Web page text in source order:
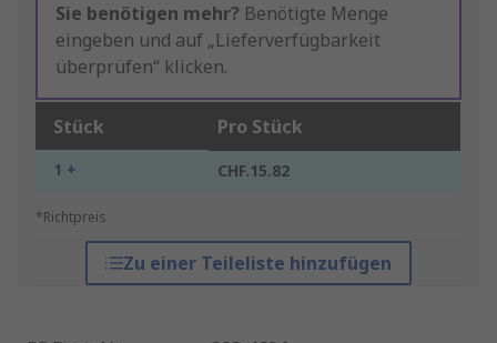
Sie benötigen mehr? Benötigte Menge
eingeben und auf „Lieferverfügbarkeit
überprüfen“ klicken.
Stück Pro Stück
1 + CHF.15.82
*Richtpreis
Zu einer Teileliste hinzufügen